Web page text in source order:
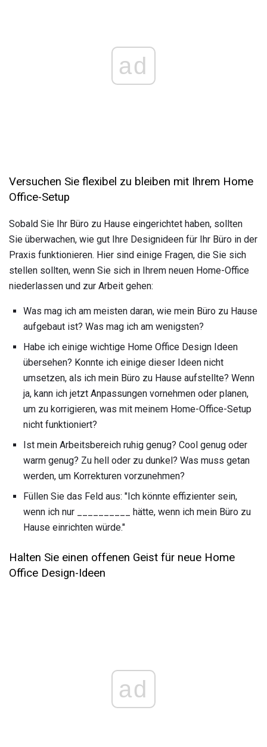
ad
Versuchen Sie flexibel zu bleiben mit Ihrem Home
Office-Setup
Sobald Sie Ihr Büro zu Hause eingerichtet haben, sollten
Sie überwachen, wie gut Ihre Designideen für Ihr Büro in der
Praxis funktionieren. Hier sind einige Fragen, die Sie sich
stellen sollten, wenn Sie sich in Ihrem neuen Home-Office
niederlassen und zur Arbeit gehen:
Was mag ich am meisten daran, wie mein Büro zu Hause
aufgebaut ist? Was mag ich am wenigsten?
Habe ich einige wichtige Home Office Design Ideen
übersehen? Konnte ich einige dieser Ideen nicht
umsetzen, als ich mein Büro zu Hause aufstellte? Wenn
ja, kann ich jetzt Anpassungen vornehmen oder planen,
um zu korrigieren, was mit meinem Home-Office-Setup
nicht funktioniert?
Ist mein Arbeitsbereich ruhig genug? Cool genug oder
warm genug? Zu hell oder zu dunkel? Was muss getan
werden, um Korrekturen vorzunehmen?
Füllen Sie das Feld aus: "Ich könnte effizienter sein,
wenn ich nur __________ hätte, wenn ich mein Büro zu
Hause einrichten würde."
Halten Sie einen offenen Geist für neue Home
Office Design-Ideen
ad